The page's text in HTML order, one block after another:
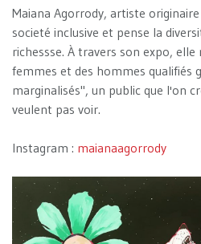
Maiana Agorrody, artiste
societé inclusive et pense la
richessse. À travers son expo,
femmes et des hommes qualifiés
marginalisés", un public que l'on
veulent pas voir.
Instagram : maianaagorrody